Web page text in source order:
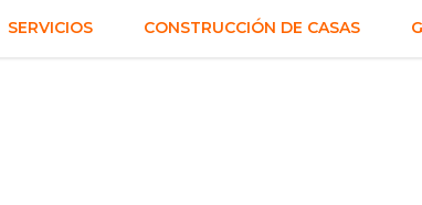
SERVICIOS CONSTRUCCIÓN DE CASAS